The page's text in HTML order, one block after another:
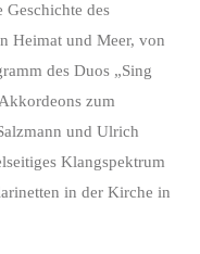
Geschichte des
Heimat und Meer, von
des Duos „Sing
zum
und Ulrich
Klangspektrum
in der Kirche in